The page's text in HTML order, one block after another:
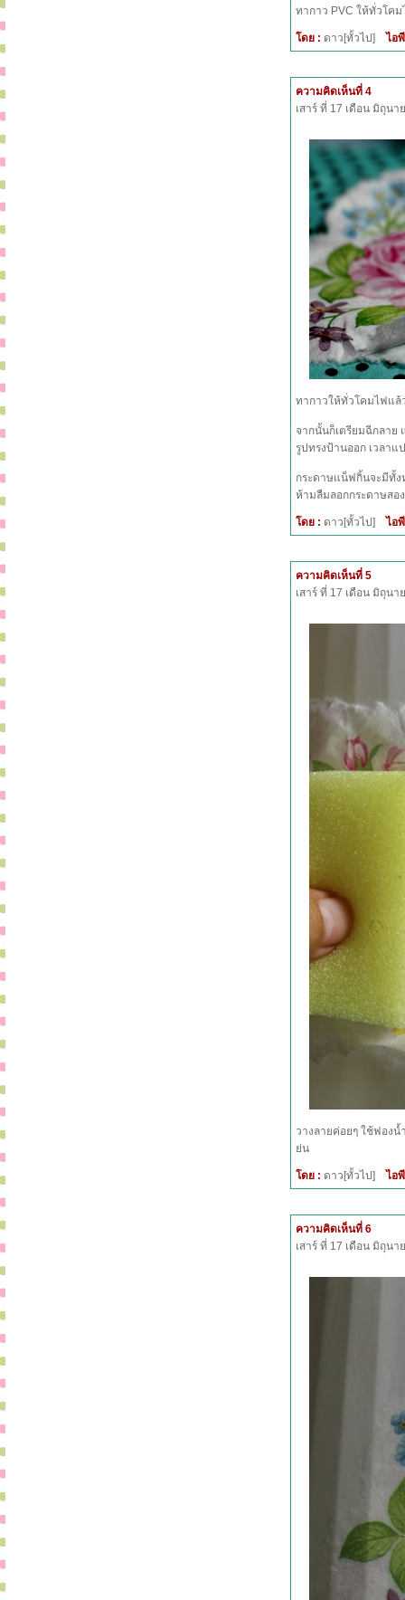
ทากาว PVC ให้ทั่วโคม
โดย : ดาว[ทั้วไป] ไอ
ความคิดเห็นที่ 4
เสาร์ ที่ 17 เดือน มิถุนา
ทากาวให้ทั่วโคมไฟแล้
จากนั้นก็เตรียมฉีกลาย
รูปทรงป้านออก เวลา
กระดาษแน็ฟกิ้นจะมีทั้ง
ห้ามลืมลอกกระดาษสอ
โดย : ดาว[ทั้วไป] ไอ
ความคิดเห็นที่ 5
เสาร์ ที่ 17 เดือน มิถุนา
วางลายค่อยๆ ใช้ฟอง
ย่น
โดย : ดาว[ทั้วไป] ไอ
ความคิดเห็นที่ 6
เสาร์ ที่ 17 เดือน มิถุนา